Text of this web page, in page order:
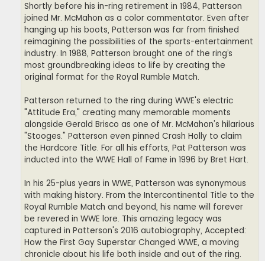
Shortly before his in-ring retirement in 1984, Patterson
joined Mr. McMahon as a color commentator. Even after
hanging up his boots, Patterson was far from finished
reimagining the possibilities of the sports-entertainment
industry. In 1988, Patterson brought one of the ring’s
most groundbreaking ideas to life by creating the
original format for the Royal Rumble Match.
Patterson returned to the ring during WWE's electric
"Attitude Era," creating many memorable moments
alongside Gerald Brisco as one of Mr. McMahon's hilarious
"Stooges." Patterson even pinned Crash Holly to claim
the Hardcore Title. For all his efforts, Pat Patterson was
inducted into the WWE Hall of Fame in 1996 by Bret Hart.
In his 25-plus years in WWE, Patterson was synonymous
with making history. From the Intercontinental Title to the
Royal Rumble Match and beyond, his name will forever
be revered in WWE lore. This amazing legacy was
captured in Patterson's 2016 autobiography, Accepted:
How the First Gay Superstar Changed WWE, a moving
chronicle about his life both inside and out of the ring.